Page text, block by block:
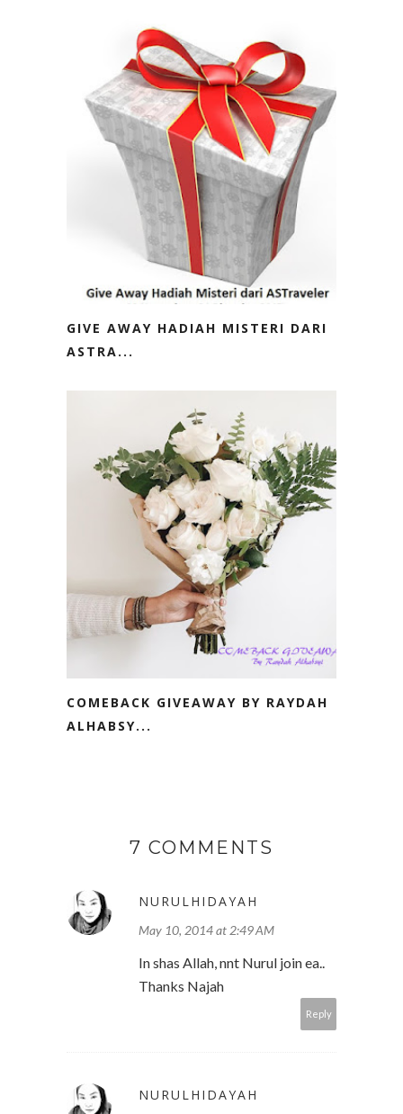
GIVE AWAY HADIAH MISTERI DARI
ASTRA...
COMEBACK GIVEAWAY BY RAYDAH
ALHABSY...
7 COMMENTS
NURULHIDAYAH
May 10, 2014 at 2:49 AM
In shas Allah, nnt Nurul join ea..
Thanks Najah
Reply
NURULHIDAYAH